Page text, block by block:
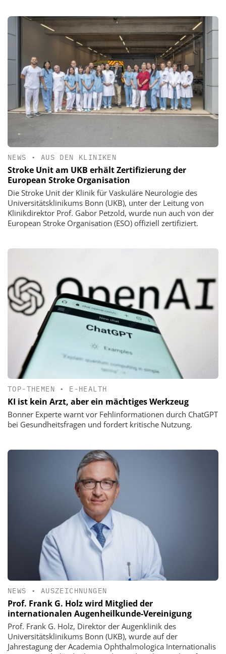
NEWS • AUS DEN KLINIKEN
Stroke Unit am UKB erhält Zertifizierung der
European Stroke Organisation
Die Stroke Unit der Klinik für Vaskuläre Neurologie des
Universitätsklinikums Bonn (UKB), unter der Leitung von
Klinikdirektor Prof. Gabor Petzold, wurde nun auch von der
European Stroke Organisation (ESO) offiziell zertifiziert.
TOP-THEMEN • E-HEALTH
KI ist kein Arzt, aber ein mächtiges Werkzeug
Bonner Experte warnt vor Fehlinformationen durch ChatGPT
bei Gesundheitsfragen und fordert kritische Nutzung.
NEWS • AUSZEICHNUNGEN
Prof. Frank G. Holz wird Mitglied der
internationalen Augenheilkunde-Vereinigung
Prof. Frank G. Holz, Direktor der Augenklinik des
Universitätsklinikums Bonn (UKB), wurde auf der
Jahrestagung der Academia Ophthalmologica Internationalis